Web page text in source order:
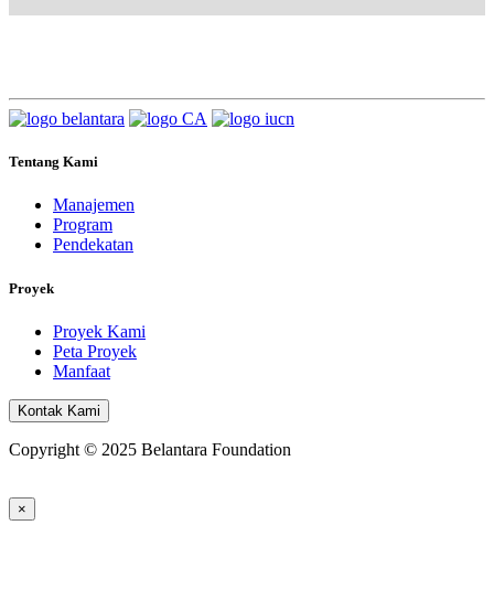
Tentang Kami
Manajemen
Program
Pendekatan
Proyek
Proyek Kami
Peta Proyek
Manfaat
Kontak Kami
Copyright © 2025 Belantara Foundation
×